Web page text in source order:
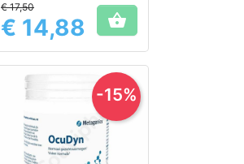
Prijs
€ 17,50
€ 14,88 
-15%